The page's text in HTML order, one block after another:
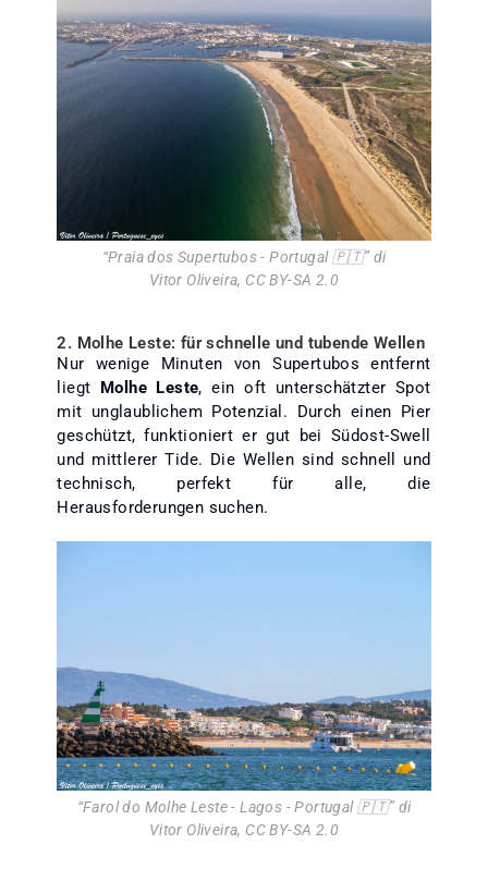
“Praia dos Supertubos - Portugal 🇵🇹” di
Vitor Oliveira, CC BY-SA 2.0
2. Molhe Leste: für schnelle und tubende Wellen
Nur wenige Minuten von Supertubos entfernt
liegt Molhe Leste, ein oft unterschätzter Spot
mit unglaublichem Potenzial. Durch einen Pier
geschützt, funktioniert er gut bei Südost-Swell
und mittlerer Tide. Die Wellen sind schnell und
technisch, perfekt für alle, die
Herausforderungen suchen.
“Farol do Molhe Leste - Lagos - Portugal 🇵🇹” di
Vitor Oliveira, CC BY-SA 2.0